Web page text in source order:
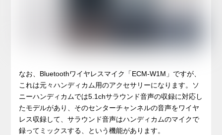
なお、Bluetoothワイヤレスマイク「ECM-W1M」ですが、
これは元々ハンディカム用のアクセサリーになります。ソ
ニーハンディカムでは5.1chサラウンド音声の収録に対応し
たモデルがあり、そのセンターチャンネルの音声をワイヤ
レス収録して、サラウンド音声はハンディカムのマイクで
録ってミックスする、という機能があります。